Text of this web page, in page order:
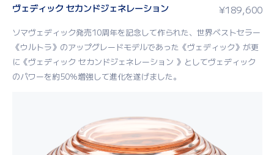
ヴェディック セカンドジェネレーション ¥189,600
ソマヴェディック発売10周年を記念して作られた、世界ベストセラー
《ウルトラ》のアップグレードモデルであった《ヴェディック》が更
に《ヴェディック セカンドジェネレーション 》としてヴェディック
のパワーを約50％増強して進化を遂げました。